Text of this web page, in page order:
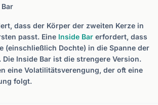
dass der Körper der zweiten Kerze in
passt. Eine Inside Bar erfordert, dass
(einschließlich Dochte) in die Spanne der
Inside Bar ist die strengere Version.
eine Volatilitätsverengung, der oft eine
folgt.